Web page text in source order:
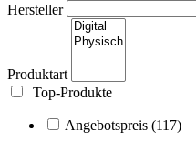
Hersteller
Produktart
Top-Produkte
Angebotspreis (117)